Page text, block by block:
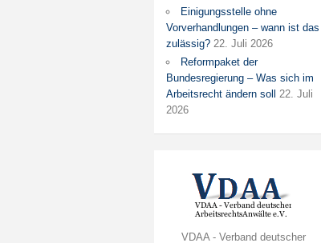
Einigungsstelle ohne
Vorverhandlungen – wann ist das
zulässig? 22. Juli 2026
Reformpaket der
Bundesregierung – Was sich im
Arbeitsrecht ändern soll
22. Juli
2026
VDAA - Verband deutscher